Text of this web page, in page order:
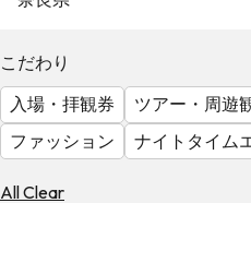
す
替
を
調
べ
天
こだわり
入場・拝観券
ツアー・周遊
ファッション
ナイトタイム
All Clear